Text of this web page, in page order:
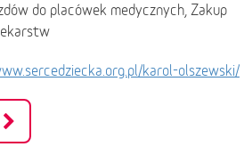
do placówek medycznych, Zakup
karol-olszewski/